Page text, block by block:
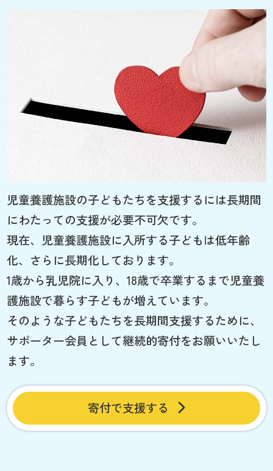
児童養護施設の子どもたちを支援するには長期間
にわたっての支援が必要不可欠です。
現在、児童養護施設に入所する子どもは低年齢
化、さらに長期化しております。
1歳から乳児院に入り、18歳で卒業するまで児童養
護施設で暮らす子どもが増えています。
そのような子どもたちを長期間支援するために、
サポーター会員として継続的寄付をお願いいたし
ます。
寄付で支援する